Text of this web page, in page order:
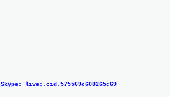
Skype: live:.cid.575569c608265c69